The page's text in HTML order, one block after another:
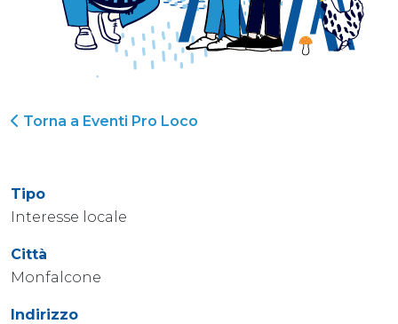
Torna a Eventi Pro Loco
Tipo
Interesse locale
Città
Monfalcone
Indirizzo